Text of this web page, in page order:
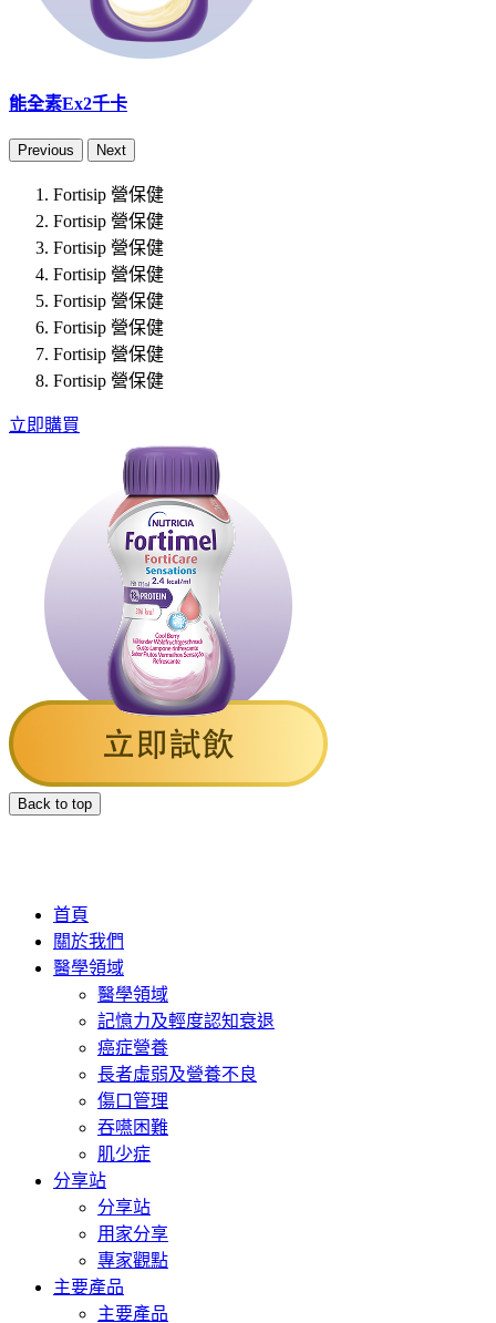
能全素Ex2千卡
Previous Next
Fortisip 營保健
Fortisip 營保健
Fortisip 營保健
Fortisip 營保健
Fortisip 營保健
Fortisip 營保健
Fortisip 營保健
Fortisip 營保健
立即購買
Back to top
首頁
關於我們
醫學領域
醫學領域
記憶力及輕度認知衰退
癌症營養
長者虛弱及營養不良
傷口管理
吞嚥困難
肌少症
分享站
分享站
用家分享
專家觀點
主要產品
主要產品